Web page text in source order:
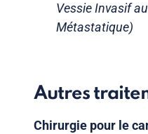
Vessie Invasif
Métastatique)
Autres
Chirurgie pour le